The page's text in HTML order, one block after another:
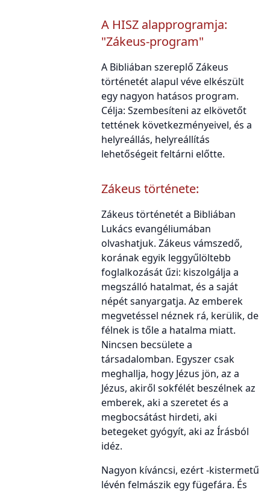
A HISZ alapprogramja:
"Zákeus-program"
A Bibliában szereplő Zákeus
történetét alapul véve elkészült
egy nagyon hatásos program.
Célja: Szembesíteni az elkövetőt
tettének következményeivel, és a
helyreállás, helyreállítás
lehetőségeit feltárni előtte.
Zákeus története:
Zákeus történetét a Bibliában
Lukács evangéliumában
olvashatjuk. Zákeus vámszedő,
korának egyik leggyűlöltebb
foglalkozását űzi: kiszolgálja a
megszálló hatalmat, és a saját
népét sanyargatja. Az emberek
megvetéssel néznek rá, kerülik, de
félnek is tőle a hatalma miatt.
Nincsen becsülete a
társadalomban. Egyszer csak
meghallja, hogy Jézus jön, az a
Jézus, akiről sokfélét beszélnek az
emberek, aki a szeretet és a
megbocsátást hirdeti, aki
betegeket gyógyít, aki az Írásból
idéz.
Nagyon kíváncsi, ezért -kistermetű
lévén felmászik egy fügefára. És